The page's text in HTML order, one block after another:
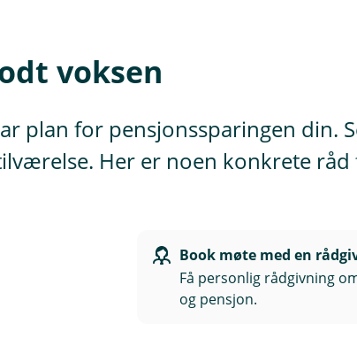
voksen
plan for pensjonssparingen din.
Her er noen konkrete råd
Book møte med en
Få personlig rådgivning
og pensjon.